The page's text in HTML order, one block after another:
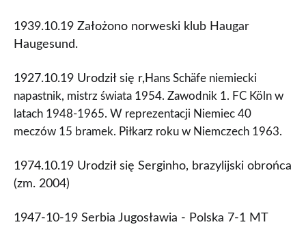
1939.10.19 Założono norweski klub Haugar
Haugesund.
1927.10.19 Urodził się r, Hans Schäfe niemiecki
napastnik, mistrz świata 1954. Zawodnik 1. FC Köln w
latach 1948-1965. W reprezentacji Niemiec 40
meczów 15 bramek. Piłkarz roku w Niemczech 1963.
1974.10.19 Urodził się Serginho, brazylijski obrońca
(zm. 2004)
1947-10-19 Serbia Jugosławia - Polska 7-1 MT